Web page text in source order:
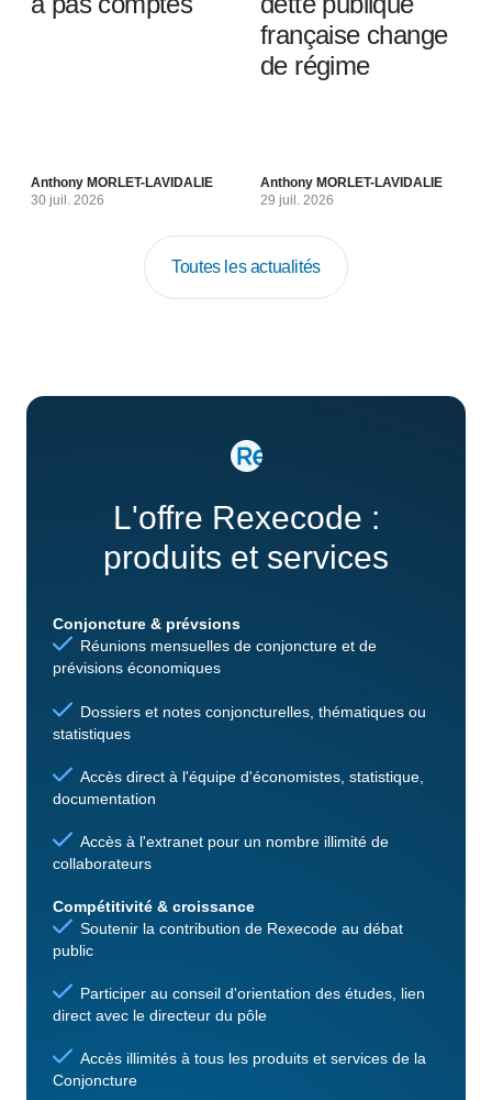
Anthony MORLET-LAVIDALIE
30 juil. 2026
française change
de régime
Anthony MORLET-LAVIDALIE
29 juil. 2026
Toutes les actualités
L'offre Rexecode :
produits et services
Conjoncture & prévsions
Réunions mensuelles de conjoncture et de
prévisions économiques
Dossiers et notes conjoncturelles, thématiques ou
statistiques
Accès direct à l'équipe d'économistes, statistique,
documentation
Accès à l'extranet pour un nombre illimité de
collaborateurs
Compétitivité & croissance
Soutenir la contribution de Rexecode au débat
public
Participer au conseil d'orientation des études, lien
direct avec le directeur du pôle
Accès illimités à tous les produits et services de la
Conjoncture